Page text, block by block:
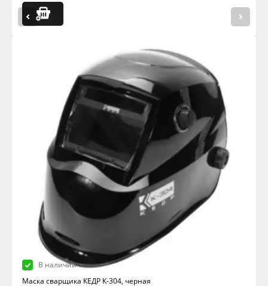
В наличии
Маска сварщика КЕДР К-304, черная